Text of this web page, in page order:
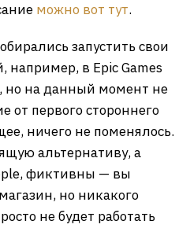
можно вот тут.
запустить свои
в Epic Games
но на данный момент не
первого стороннего
ничего не поменялось.
альтернативу, а
фиктивны — вы
но никакого
не будет работать